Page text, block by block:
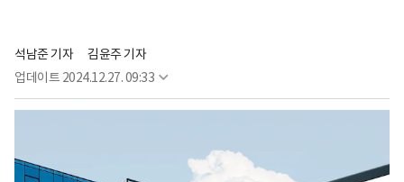
석남준 기자
김윤주 기자
업데이트 2024.12.27. 09:33